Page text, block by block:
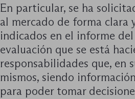
En particular, se ha
al mercado de forma
indicados en el informe
evaluación que se está
responsabilidades que, en
mismos, siendo
para poder tomar